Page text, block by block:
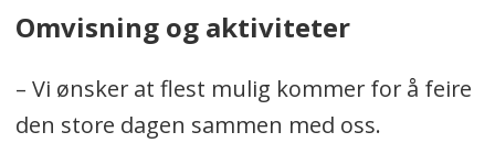
Omvisning og aktiviteter
– Vi ønsker at flest mulig kommer for å feire
den store dagen sammen med oss.